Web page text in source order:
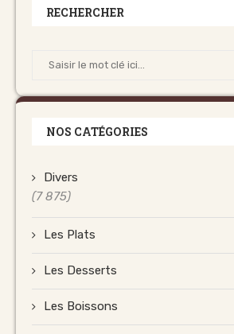
RECHERCHER
NOS CATÉGORIES
Divers
(7 875)
Les Plats
Les Desserts
Les Boissons